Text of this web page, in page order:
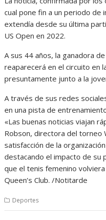
cual pone fin a un periodo de
extendía desde su última
US Open en 2022.
A sus 44 años, la ganadora
reaparecerá en el circuito en
presuntamente junto a la
A través de sus redes
en una pista de
«Las buenas noticias viajan
Robson, directora del torneo
satisfacción de la
destacando el impacto de su
que el tenis femenino
Queen’s Club. /Notitarde
Deportes